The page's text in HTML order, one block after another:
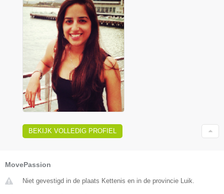
BEKIJK VOLLEDIG PROFIEL
MovePassion
Niet gevestigd in de plaats Kettenis en in de provincie Luik.